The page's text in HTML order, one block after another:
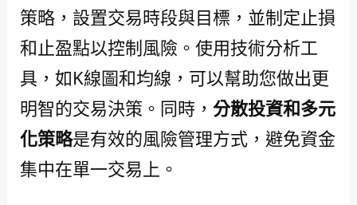
策略，設置交易時段與目標，並制定止損
和止盈點以控制風險。使用技術分析工
具，如K線圖和均線，可以幫助您做出更
明智的交易決策。同時， 分散投資和多元
化策略是有效的風險管理方式，避免資金
集中在單一交易上。